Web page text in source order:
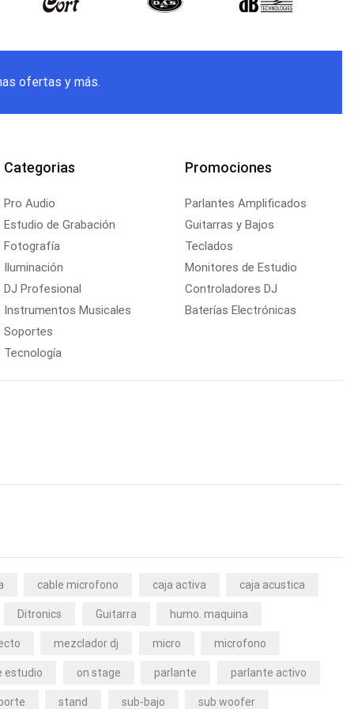
ofertas y más.
Categorias
Pro Audio
Estudio de Grabación
Fotografía
Iluminación
DJ Profesional
Instrumentos Musicales
Soportes
Tecnología
Promociones
Parlantes Amplificados
Guitarras y Bajos
Teclados
Monitores de Estudio
Controladores DJ
Baterías Electrónicas
cable microfono caja activa caja acustica
Ditronics Guitarra humo. maquina
mezclador dj micro microfono
estudio on stage parlante parlante activo
stand sub-bajo sub woofer